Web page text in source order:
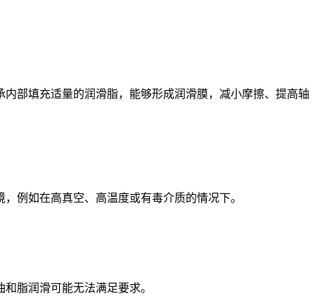
部填充适量的润滑脂，能够形成润滑膜，减小摩擦、提高轴
如在高真空、高温度或有毒介质的情况下。
脂润滑可能无法满足要求。